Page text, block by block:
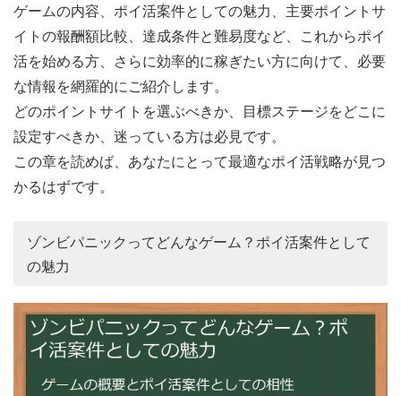
ゲームの内容、ポイ活案件としての魅力、主要ポイントサ
イトの報酬額比較、達成条件と難易度など、これからポイ
活を始める方、さらに効率的に稼ぎたい方に向けて、必要
な情報を網羅的にご紹介します。
どのポイントサイトを選ぶべきか、目標ステージをどこに
設定すべきか、迷っている方は必見です。
この章を読めば、あなたにとって最適なポイ活戦略が見つ
かるはずです。
ゾンビパニックってどんなゲーム？ポイ活案件として
の魅力